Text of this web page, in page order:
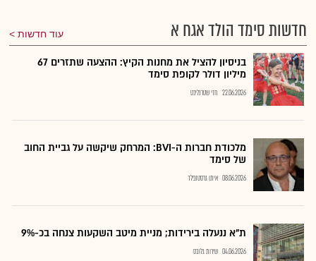
חדשות סימד הולד אגח א עוד חדשות
בניסיון להציל את מחנות הקיץ: ההצעה שתזרים 67
מיליון דולר לקופת סימד
22.06.2026 חזי שטרנליכט
מלכודת חברות ה-BVI: המרחק שיקשה על גביית החוב
של סימד
08.06.2026 איתן גרסטנפלד
ת"א ננעלה בירידות; מניית מיטב השקעות צנחה בכ-9%
04.06.2026 שירות גלובס